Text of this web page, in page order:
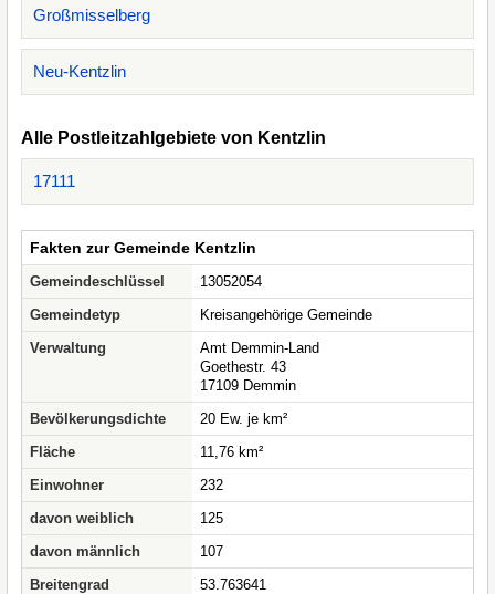
Großmisselberg
Neu-Kentzlin
Alle Postleitzahlgebiete von Kentzlin
17111
Fakten zur Gemeinde Kentzlin
Gemeindeschlüssel
13052054
Gemeindetyp
Kreisangehörige Gemeinde
Verwaltung
Amt Demmin-Land
Goethestr. 43
17109 Demmin
Bevölkerungsdichte
20 Ew. je km²
Fläche
11,76 km²
Einwohner
232
davon weiblich
125
davon männlich
107
Breitengrad
53.763641